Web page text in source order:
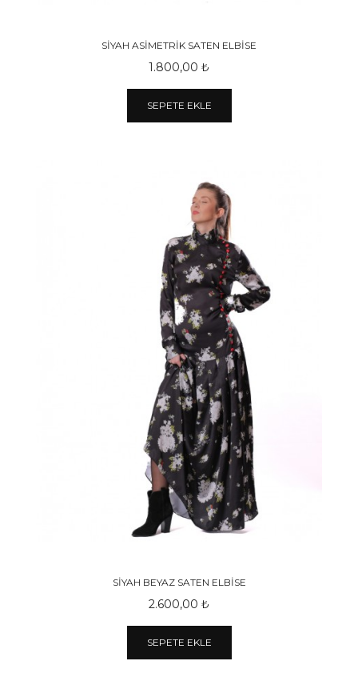
SİYAH ASİMETRİK SATEN ELBİSE
1.800,00 ₺
SEPETE EKLE
SİYAH BEYAZ SATEN ELBİSE
2.600,00 ₺
SEPETE EKLE